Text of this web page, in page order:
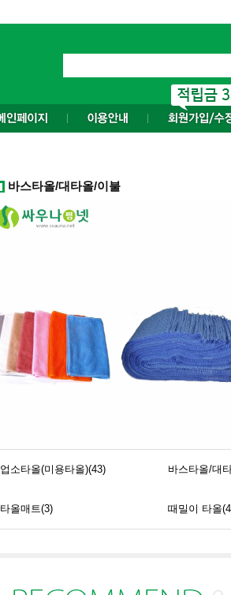
바스타올/대타올/이불
업소타올(미용타올)(43) 바스타올/대
타올매트(3) 때밀이 타올